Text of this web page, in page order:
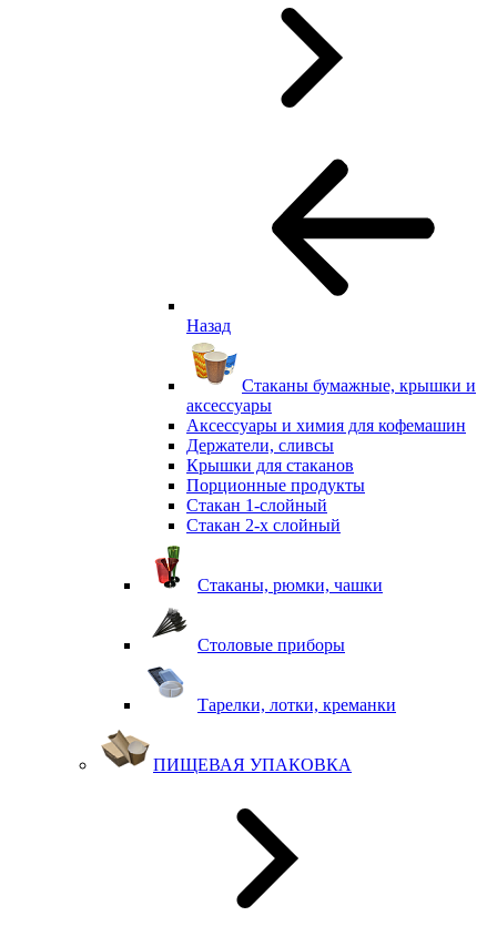
Назад
Стаканы бумажные, крышки и
аксессуары
Аксессуары и химия для кофемашин
Держатели, сливсы
Крышки для стаканов
Порционные продукты
Стакан 1-слойный
Стакан 2-х слойный
Стаканы, рюмки, чашки
Столовые приборы
Тарелки, лотки, креманки
ПИЩЕВАЯ УПАКОВКА